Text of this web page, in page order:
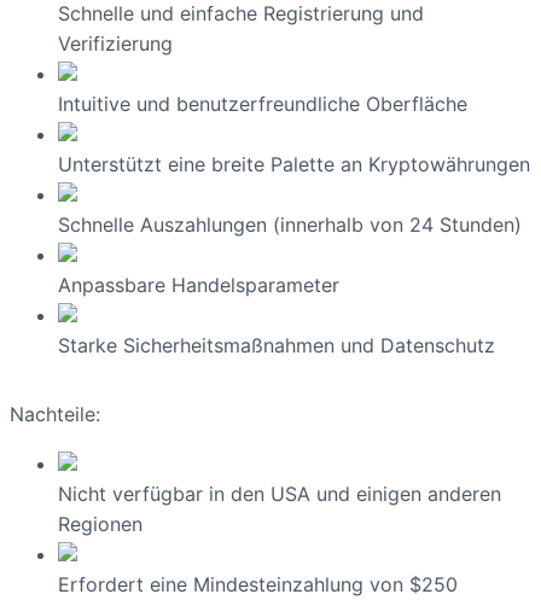
Schnelle und einfache Registrierung und
Verifizierung
Intuitive und benutzerfreundliche Oberfläche
Unterstützt eine breite Palette an Kryptowährungen
Schnelle Auszahlungen (innerhalb von 24 Stunden)
Anpassbare Handelsparameter
Starke Sicherheitsmaßnahmen und Datenschutz
Nachteile:
Nicht verfügbar in den USA und einigen anderen
Regionen
Erfordert eine Mindesteinzahlung von $250